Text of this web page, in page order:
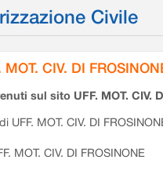
Civile
MOT. CIV. DI
sul sito UFF. MOT. CIV.
UFF. MOT. CIV. DI
MOT. CIV. DI FROSINONE